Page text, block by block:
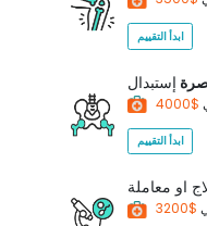
ابدأ التقييم
إستبدال
ابدأ التقييم
او معاملة